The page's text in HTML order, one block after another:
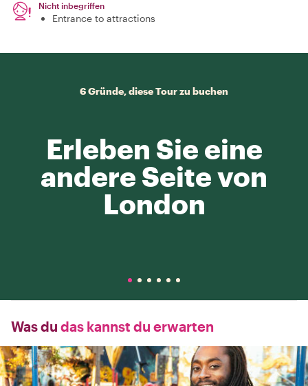
Nicht inbegriffen
Entrance to attractions
6 Gründe, diese Tour zu buchen
Erleben Sie eine
andere Seite von
London
Was du das kannst du erwarten